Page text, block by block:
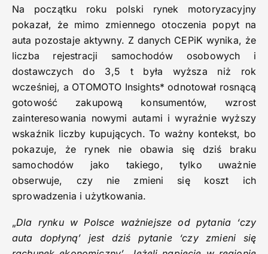
Na początku roku polski rynek motoryzacyjny
pokazał, że mimo zmiennego otoczenia popyt na
auta pozostaje aktywny. Z danych CEPiK wynika, że
liczba rejestracji samochodów osobowych i
dostawczych do 3,5 t była wyższa niż rok
wcześniej, a OTOMOTO Insights* odnotował rosnącą
gotowość zakupową konsumentów, wzrost
zainteresowania nowymi autami i wyraźnie wyższy
wskaźnik liczby kupujących. To ważny kontekst, bo
pokazuje, że rynek nie obawia się dziś braku
samochodów jako takiego, tylko uważnie
obserwuje, czy nie zmieni się koszt ich
sprowadzenia i użytkowania.
„Dla rynku w Polsce ważniejsze od pytania ‘czy
auta dopłyną’ jest dziś pytanie ‘czy zmieni się